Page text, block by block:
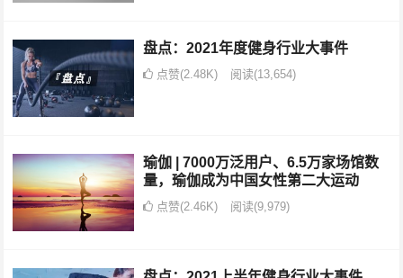
盘点：2021年度健身行业大事件
点赞(2.48K) 阅读(13,654)
瑜伽 | 7000万泛用户、6.5万家场馆数
量，瑜伽成为中国女性第二大运动
点赞(2.46K) 阅读(9,979)